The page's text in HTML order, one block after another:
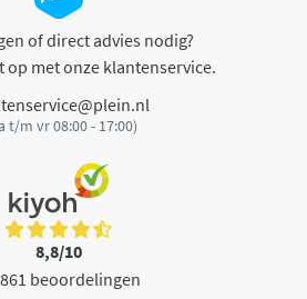
of direct advies nodig?
op met onze klantenservice.
t/m vr 08:00 - 17:00)
8,8/10
beoordelingen